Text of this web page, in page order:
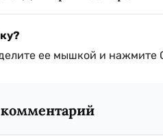
ее мышкой и нажмите